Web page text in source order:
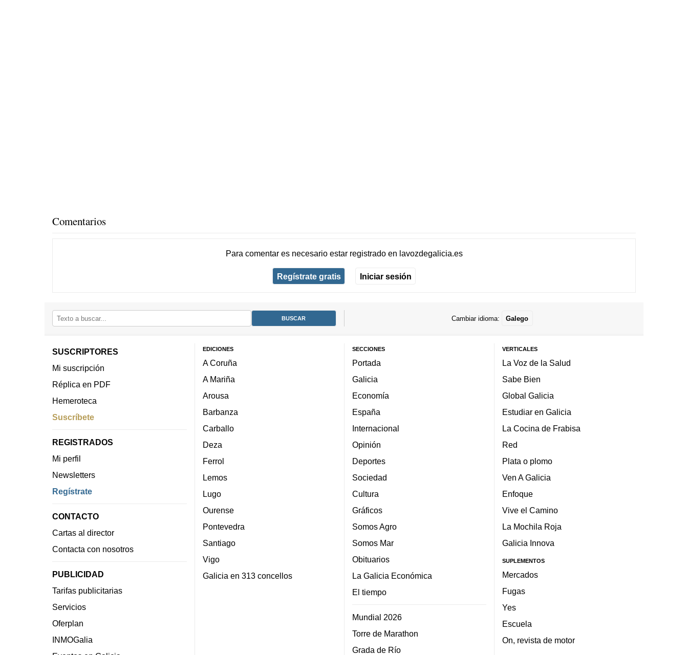
Comentarios
Para comentar es necesario estar registradoen lavozdegalicia.es
Regístrate gratis Iniciar sesión
Cambiar idioma: Galego
SUSCRIPTORES
Mi suscripción
Réplica en PDF
Hemeroteca
Suscríbete
REGISTRADOS
Mi perfil
Newsletters
Regístrate
CONTACTO
Cartas al director
Contacta con nosotros
PUBLICIDAD
Tarifas publicitarias
Servicios
Oferplan
INMOGalia
EDICIONES
A Coruña
A Mariña
Arousa
Barbanza
Carballo
Deza
Ferrol
Lemos
Lugo
Ourense
Pontevedra
Santiago
Vigo
Galicia en 313 concellos
SECCIONES
Portada
Galicia
Economía
España
Internacional
Opinión
Deportes
Sociedad
Cultura
Gráficos
Somos Agro
Somos Mar
Obituarios
La Galicia Económica
El tiempo
Mundial 2026
Torre de Marathon
Grada de Río
VERTICALES
La Voz de la Salud
Sabe Bien
Global Galicia
Estudiar en Galicia
La Cocina de Frabisa
Red
Plata o plomo
Ven A Galicia
Enfoque
Vive el Camino
La Mochila Roja
Galicia Innova
SUPLEMENTOS
Mercados
Fugas
Yes
Escuela
On, revista de motor